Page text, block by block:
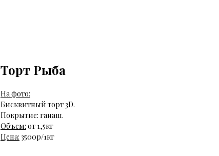
Торт Рыба
На фото:
Бисквитный торт 3D.
Покрытие: ганаш.
Объем: от 1,5кг
Цена: 3500р/1кг